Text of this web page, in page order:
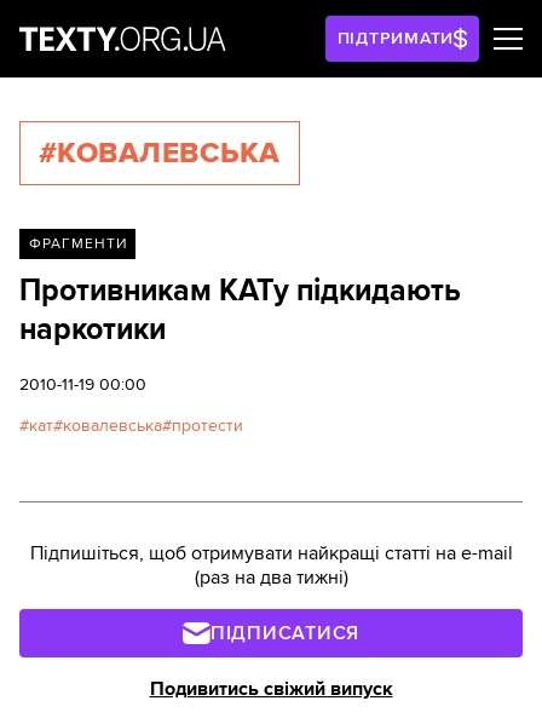
ПІДТРИМАТИ
#КОВАЛЕВСЬКА
ФРАГМЕНТИ
Противникам КАТу підкидають
наркотики
2010-11-19 00:00
кат ковалевська протести
Підпишіться, щоб отримувати найкращі статті на e-mail
(раз на два тижні)
ПІДПИСАТИСЯ
Подивитись свіжий випуск